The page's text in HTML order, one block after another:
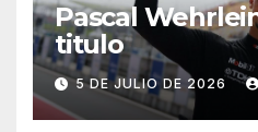
Pascal
titulo
5 DE JULIO DE 2026